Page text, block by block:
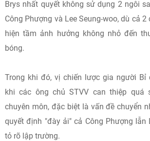
Brys nhất quyết không sử dụng 2 ngôi
Công Phượng và Lee Seung-woo, dù cả
hiện tầm ảnh hưởng không nhỏ đến
bóng.
Trong khi đó, vị chiến lược gia người Bỉ
khi các ông chủ STVV can thiệp quá
chuyên môn, đặc biệt là vấn đề chuyển
quyết định "đày ải" cả Công Phượng lẫn
tỏ rõ lập trường.